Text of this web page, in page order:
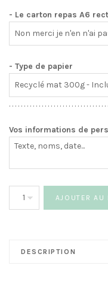
- Le carton repas A6
- Type de papier
. . . . . . . . . . . . . . . . . . . . . . . . . . . . . . . .
Vos informations de
cinema
AJOUTER AU
DESCRIPTION